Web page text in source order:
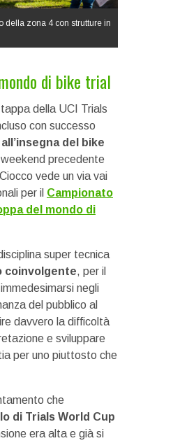
della zona 4 con strutture in
di bike trial
della UCI Trials
con successo
del bike
precedente
vede un via vai
per il Campionato
del mondo di
super tecnica
coinvolgente, per il
negli
del pubblico al
davvero la difficoltà
e sviluppare
per uno piuttosto che
che
di Trials World Cup
era alta e già si